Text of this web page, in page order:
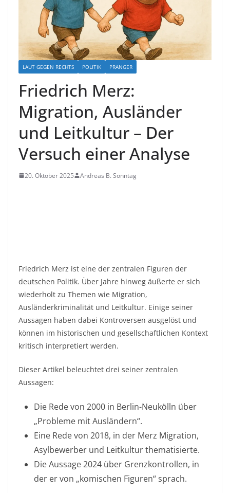
LAUT GEGEN RECHTS POLITIK PRANGER
Friedrich Merz:
Migration, Ausländer
und Leitkultur – Der
Versuch einer Analyse
20. Oktober 2025 Andreas B. Sonntag
Friedrich Merz ist eine der zentralen Figuren der
deutschen Politik. Über Jahre hinweg äußerte er sich
wiederholt zu Themen wie Migration,
Ausländerkriminalität und Leitkultur. Einige seiner
Aussagen haben dabei Kontroversen ausgelöst und
können im historischen und gesellschaftlichen Kontext
kritisch interpretiert werden.
Dieser Artikel beleuchtet drei seiner zentralen
Aussagen:
Die Rede von 2000 in Berlin-Neukölln über
„Probleme mit Ausländern“.
Eine Rede von 2018, in der Merz Migration,
Asylbewerber und Leitkultur thematisierte.
Die Aussage 2024 über Grenzkontrollen, in
der er von „komischen Figuren“ sprach.